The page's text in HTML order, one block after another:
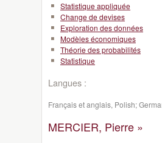
Statistique appliquée
Change de devises
Exploration des données
Modèles économiques
Théorie des probabilités
Statistique
Langues :
Français et anglais, Polish;
MERCIER, Pierre »